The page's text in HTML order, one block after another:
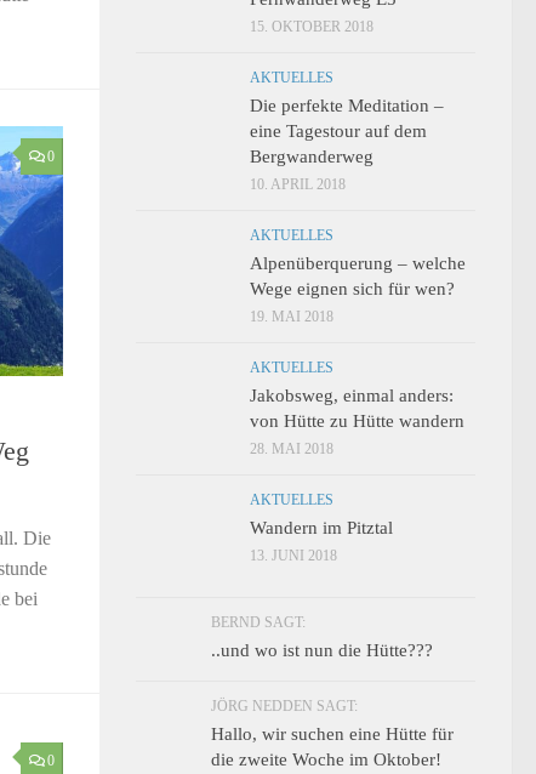
0
Die
bei
0
15. OKTOBER 2018
AKTUELLES
Die perfekte Meditation –
eine Tagestour auf dem
Bergwanderweg
10. APRIL 2018
AKTUELLES
Alpenüberquerung – welche
Wege eignen sich für wen?
19. MAI 2018
AKTUELLES
Jakobsweg, einmal anders:
von Hütte zu Hütte wandern
28. MAI 2018
AKTUELLES
Wandern im Pitztal
13. JUNI 2018
BERND SAGT:
..und wo ist nun die Hütte???
JÖRG NEDDEN SAGT:
Hallo, wir suchen eine Hütte für
die zweite Woche im Oktober!